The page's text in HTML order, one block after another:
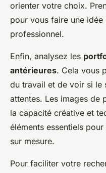
orienter votre choix.
pour vous faire une
professionnel.
Enfin, analysez les
antérieures. Cela vous
du travail et de voir si le
attentes. Les images de
la capacité créative et
éléments essentiels
sur mesure.
Pour faciliter votre